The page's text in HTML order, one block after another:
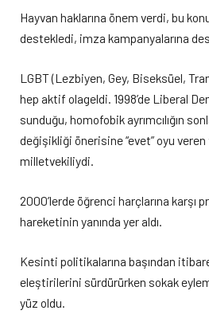
Hayvan haklarına önem verdi, bu
destekledi, imza kampanyalarına
LGBT (Lezbiyen, Gey, Biseksüel,
hep aktif olageldi. 1998’de Liberal
sunduğu, homofobik ayrımcılığın
değişikliği önerisine “evet” oyu
milletvekiliydi.
2000’lerde öğrenci harçlarına karşı
hareketinin yanında yer aldı.
Kesinti politikalarına başından
eleştirilerini sürdürürken sokak
yüz oldu.